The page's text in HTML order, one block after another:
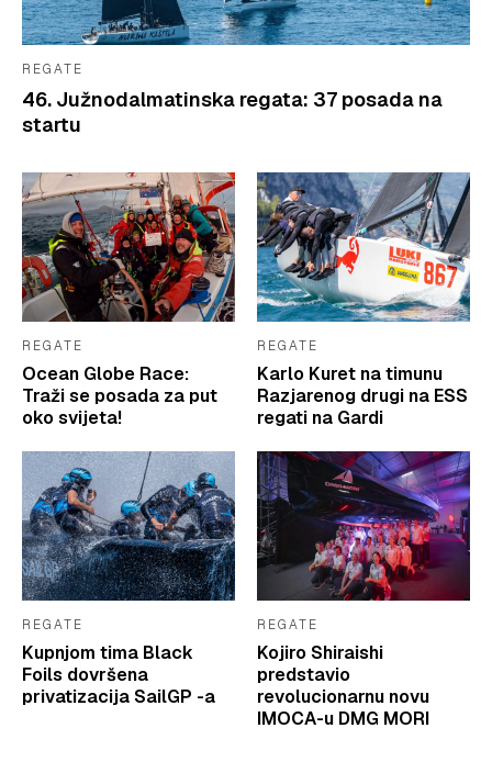
REGATE
46. Južnodalmatinska regata: 37 posada na
startu
REGATE
Ocean Globe Race:
Traži se posada za put
oko svijeta!
REGATE
Karlo Kuret na timunu
Razjarenog drugi na ESS
regati na Gardi
REGATE
Kupnjom tima Black
Foils dovršena
privatizacija SailGP -a
REGATE
Kojiro Shiraishi
predstavio
revolucionarnu novu
IMOCA-u DMG MORI